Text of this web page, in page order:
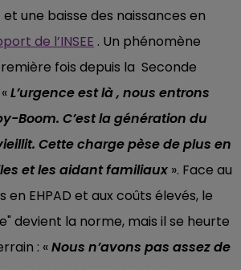
une baisse des naissances en
de l’INSEE . Un phénomène
fois depuis la Seconde
L’urgence est là , nous entrons
Boom. C’est la génération du
Cette charge pèse de plus en
et les aidant familiaux ». Face au
en EHPAD et aux coûts élevés, le
devient la norme, mais il se heurte
: «Nous n’avons pas assez de